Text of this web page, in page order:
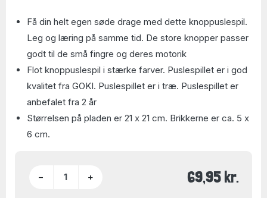
Få din helt egen søde drage med dette knoppuslespil.
Leg og læring på samme tid. De store knopper passer
godt til de små fingre og deres motorik
Flot knoppuslespil i stærke farver. Puslespillet er i god
kvalitet fra GOKI. Puslespillet er i træ. Puslespillet er
anbefalet fra 2 år
Størrelsen på pladen er 21 x 21 cm. Brikkerne er ca. 5 x
6 cm.
− + 69,95 kr.